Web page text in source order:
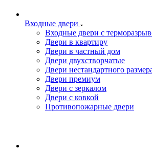
Входные двери
Входные двери с
Двери в квартиру
Двери в частный дом
Двери двухстворчатые
Двери нестандартного
Двери премиум
Двери с зеркалом
Двери с ковкой
Противопожарные двери